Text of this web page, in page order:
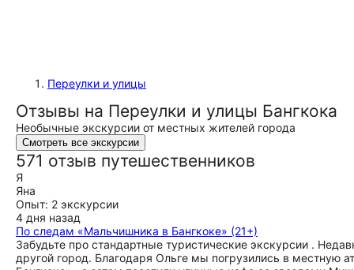
Переулки и улицы
Отзывы на Переулки и улицы Бангкока
Необычные экскурсии от местных жителей города
Смотреть все экскурсии
571 отзыв путешественников
Я
Яна
Опыт: 2 экскурсии
4 дня назад
По следам «Мальчишника в Бангкоке» (21+)
Забудьте про стандартные туристические экскурсии .
другой город. Благодаря Ольге мы погрузились в